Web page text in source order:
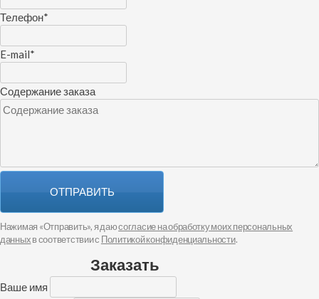
Телефон*
E-mail*
Содержание заказа
ОТПРАВИТЬ
Нажимая «Отправить», я даюсогласие на обработку моих персональных
данныхв соответствии с Политикой конфиденциальности.
Заказать
Ваше имя